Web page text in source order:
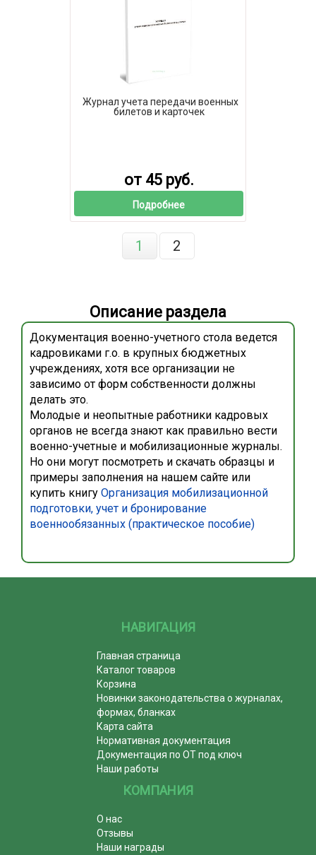
Журнал учета передачи военных
билетов и карточек
от 45 руб.
Подробнее
1 2
Описание раздела
Документация военно-учетного стола ведется
кадровиками г.о. в крупных бюджетных
учреждениях, хотя все организации не
зависимо от форм собственности должны
делать это.
Молодые и неопытные работники кадровых
органов не всегда знают как правильно вести
военно-учетные и мобилизационные журналы.
Но они могут посмотреть и скачать образцы и
примеры заполнения на нашем сайте или
купить книгу Организация мобилизационной
подготовки, учет и бронирование
военнообязанных (практическое пособие)
НАВИГАЦИЯ
Главная страница
Каталог товаров
Корзина
Новинки законодательства о журналах,
формах, бланках
Карта сайта
Нормативная документация
Документация по ОТ под ключ
Наши работы
КОМПАНИЯ
О нас
Отзывы
Наши награды